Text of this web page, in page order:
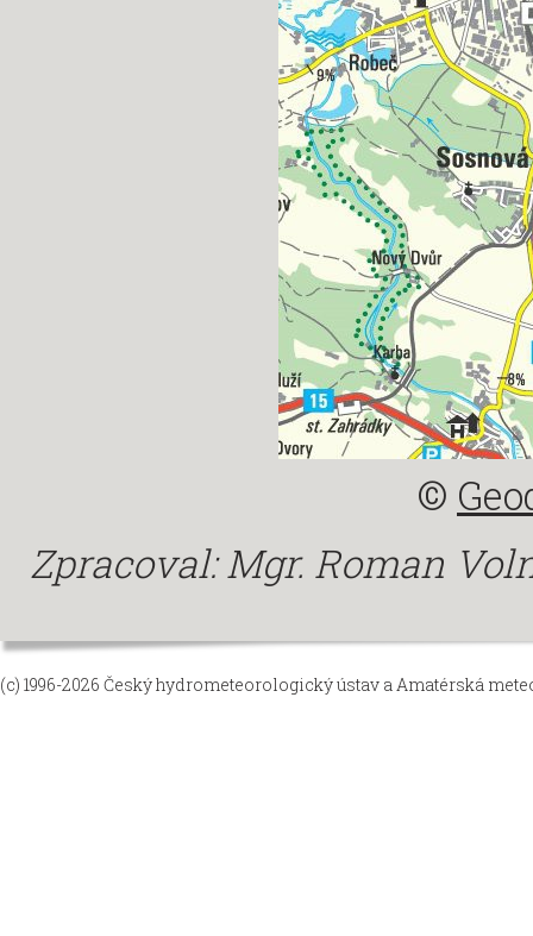
©
Zpracoval: Mgr. Roman
(c) 1996-2026 Český hydrometeorologický ústav a Amatérská